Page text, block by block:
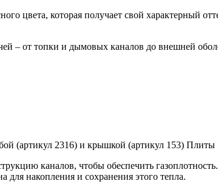
цвета, которая получает свой характерный
– от топки и дымовых каналов до внешней
(артикул 2316) и крышкой (артикул 153)
каналов, чтобы обеспечить
для накопления и сохранения этого тепла.